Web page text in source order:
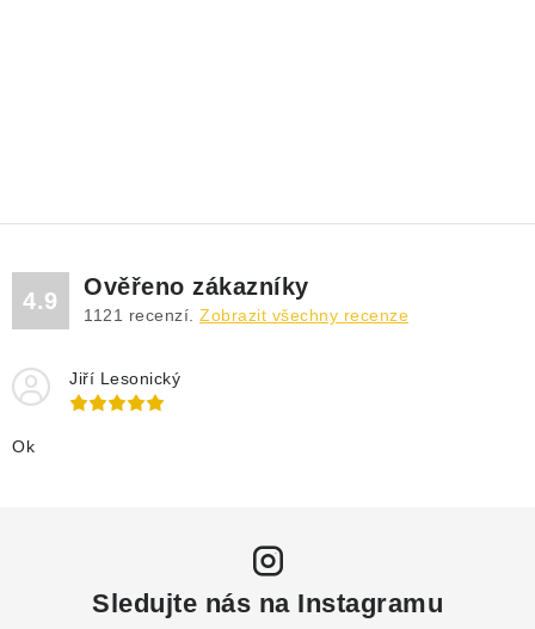
4.9
Ověřeno zákazníky
1121 recenzí. Zobrazit všechny recenze
Jiří Lesonický
Ok
Sledujte nás na Instagramu